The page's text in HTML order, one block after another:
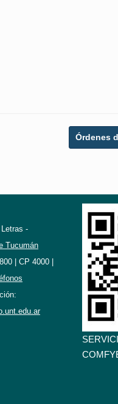
Órdenes
-
Tucumán
| CP 4000 |